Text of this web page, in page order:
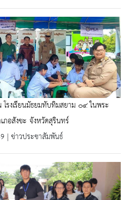
งเรียนมัธยมทับทิมสยาม ๐๔ ในพระ
อสังขะ จังหวัดสุรินทร์
| ข่าวประชาสัมพันธ์